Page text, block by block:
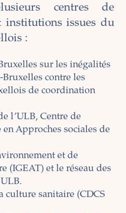
centres de
institutions issues du
:
sur les inégalités
Bruxelles contre les
de coordination
l’ULB, Centre de
Approches sociales de
et de
(IGEAT) et le réseau des
culture sanitaire (CDCS